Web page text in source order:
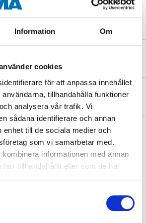
Information Om
cookies
för att anpassa innehållet
tillhandahålla funktioner
analysera vår trafik. Vi
sådana identifierare och annan
enhet till de sociala medier och
som vi samarbetar med.
informationen med annan
har tillhandahållit eller som de har
WINTERSHOE 47 S3
805